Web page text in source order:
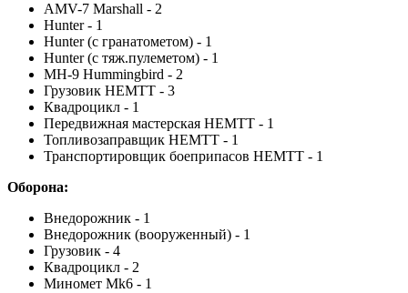
AMV-7 Marshall - 2
Hunter - 1
Hunter (с гранатометом) - 1
Hunter (с тяж.пулеметом) - 1
MH-9 Hummingbird - 2
Грузовик HEMTT - 3
Квадроцикл - 1
Передвижная мастерская HEMTT - 1
Топливозаправщик HEMTT - 1
Транспортировщик боеприпасов HEMTT - 1
Оборона:
Внедорожник - 1
Внедорожник (вооруженный) - 1
Грузовик - 4
Квадроцикл - 2
Миномет Mk6 - 1